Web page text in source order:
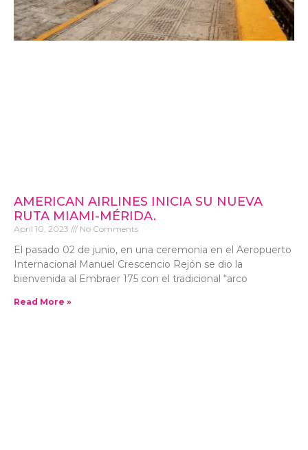
AMERICAN AIRLINES INICIA SU NUEVA
RUTA MIAMI-MÉRIDA.
April 10, 2023 No Comments
El pasado 02 de junio, en una ceremonia en el Aeropuerto
Internacional Manuel Crescencio Rejón se dio la
bienvenida al Embraer 175 con el tradicional “arco
Read More »